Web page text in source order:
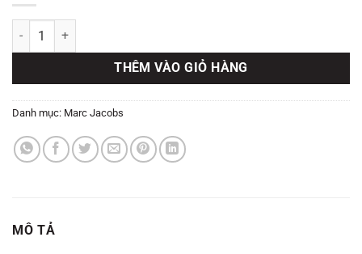
Nước hoa Marc Jacobs Daisy Love Eau So Sweet EDT số lượng
THÊM VÀO GIỎ HÀNG
Danh mục: Marc Jacobs
MÔ TẢ